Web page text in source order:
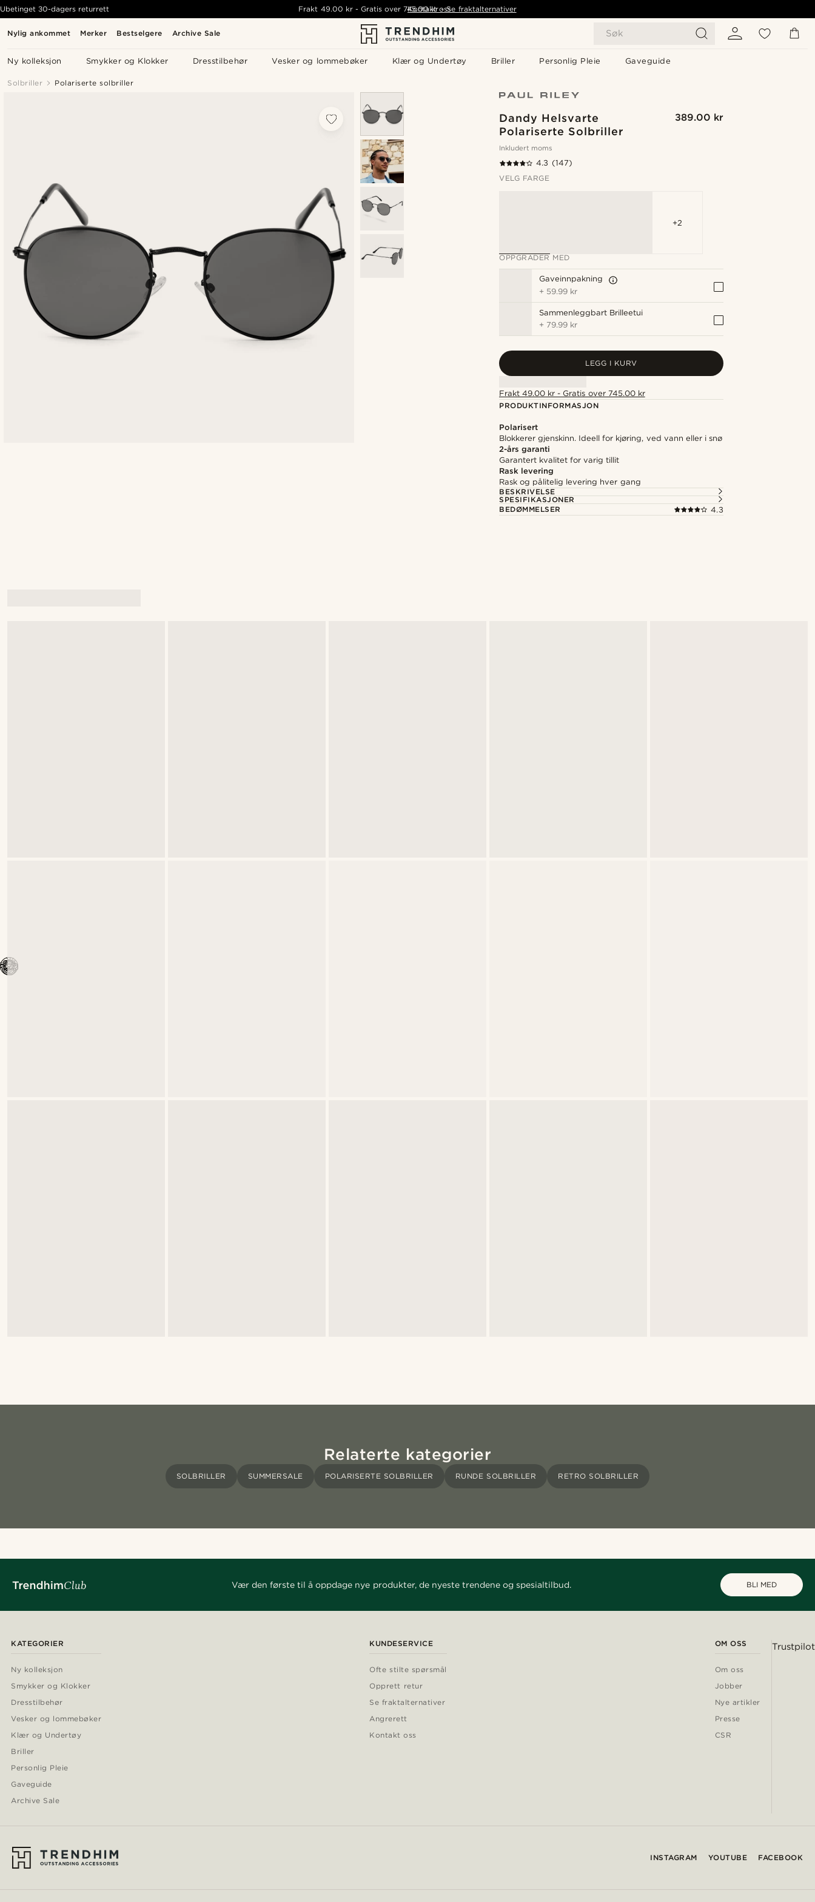
Nylig ankommet Merker Bestselgere Archive Sale Søk
Ny kolleksjon Smykker og Klokker Dresstilbehør Vesker og lommebøker Klær og Undertøy Briller Personlig Pleie Gaveguide
Ubetinget 30-dagers returrett Frakt 49.00 kr- Gratis over 745.00 kr - Se fraktalternativer
Kontakt oss
Solbriller Polariserte solbriller
Dandy Helsvarte
Polariserte Solbriller
389.00 kr
Inkludert moms
4.3 (147)
VELG FARGE
+2
OPPGRADER MED
Gaveinnpakning
+ 59.99 kr
Sammenleggbart Brilleetui
+ 79.99 kr
LEGG I KURV
Frakt 49.00 kr - Gratis over 745.00 kr
PRODUKTINFORMASJON
Polarisert
Blokkerer gjenskinn. Ideell for kjøring, ved vann eller i snø
2-års garanti
Garantert kvalitet for varig tillit
Rask levering
Rask og pålitelig levering hver gang
BESKRIVELSE
SPESIFIKASJONER
BEDØMMELSER
4.3
Relaterte kategorier
SOLBRILLER SUMMERSALE POLARISERTE SOLBRILLER RUNDE SOLBRILLER RETRO SOLBRILLER
Vær den første til å oppdage nye produkter, de nyeste trendene og spesialtilbud. BLI MED
KATEGORIER
Ny kolleksjon
Smykker og Klokker
Dresstilbehør
Vesker og lommebøker
Klær og Undertøy
Briller
Personlig Pleie
Gaveguide
Archive Sale
KUNDESERVICE
Ofte stilte spørsmål
Opprett retur
Se fraktalternativer
Angrerett
Kontakt oss
OM OSS
Om oss
Jobber
Nye artikler
Presse
CSR
Trustpilot
INSTAGRAM YOUTUBE FACEBOOK